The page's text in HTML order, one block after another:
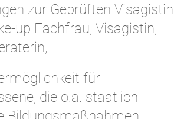
zur Geprüften Visagistin
up Fachfrau, Visagistin,
für
die o.a. staatlich